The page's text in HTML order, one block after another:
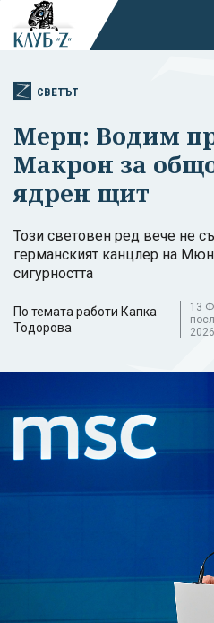
СВЕТЪТ
Мерц: Водим
Макрон за
ядрен щит
Този световен ред вече не
германският канцлер на
сигурността
По темата работи Капка
Тодорова
13